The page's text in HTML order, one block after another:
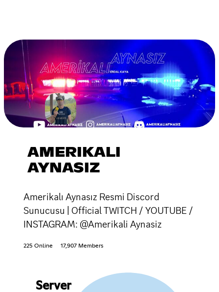
AMERIKALI
AYNASIZ
Amerikalı Aynasız Resmi Discord
Sunucusu | Official TWITCH / YOUTUBE /
INSTAGRAM: @Amerikali Aynasiz
225 Online 17,907 Members
Server